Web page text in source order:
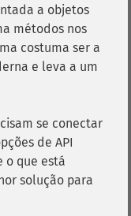
a objetos
métodos nos
costuma ser a
e leva a um
se conectar
de API
o que está
solução para